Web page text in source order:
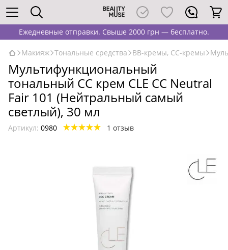
Ежедневные отправки. Свыше 2000 грн — бесплатно.
Макияж Тональные средства BB-кремы, CC-кремы
Мультифункциональный
тональный CC крем CLE CC Neutral
Fair 101 (Нейтральный самый
светлый), 30 мл
Артикул: 0980 1 отзыв